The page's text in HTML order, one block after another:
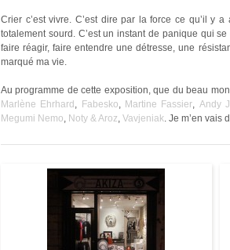
Crier c’est vivre. C’est dire par la force ce qu’il y
totalement sourd. C’est un instant de panique qui
faire réagir, faire entendre une détresse, une
marqué ma vie.
Au programme de cette exposition, que du beau
Marlène Ehrhard , Fabesko, Martine Fassier, Andy
Megumi Nemo, Noty & Aroz, Vavjeniak. Je m’en vais